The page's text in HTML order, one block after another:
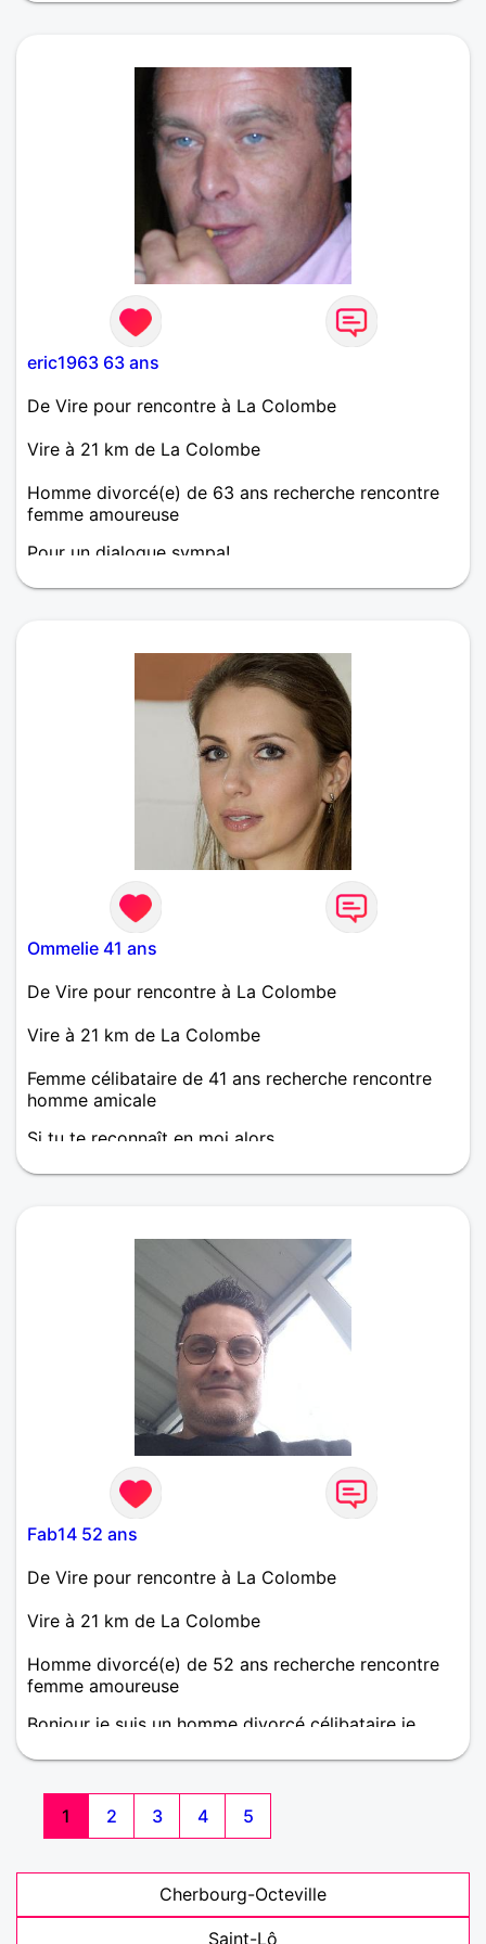
eric1963 63 ans
De Vire pour rencontre à La Colombe
Vire à 21 km de La Colombe
Homme divorcé(e) de 63 ans recherche rencontre
femme amoureuse
Pour un dialogue sympa!
Ommelie 41 ans
De Vire pour rencontre à La Colombe
Vire à 21 km de La Colombe
Femme célibataire de 41 ans recherche rencontre
homme amicale
Si tu te reconnaît en moi alors ...
Fab14 52 ans
De Vire pour rencontre à La Colombe
Vire à 21 km de La Colombe
Homme divorcé(e) de 52 ans recherche rencontre
femme amoureuse
Bonjour je suis un homme divorcé célibataire je
famille sur le long terme Je suis quelqu'un de très
respectueux gentil sincère affectueux et doux Alors
si tu es intéressée par mon profil n'hésite pas à me
1 2 3 4 5
Cherbourg-Octeville
Saint-Lô